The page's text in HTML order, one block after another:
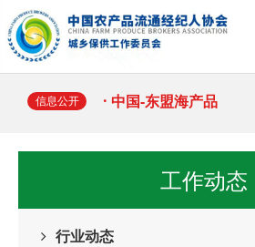
信息公开
· 习近平：坚持和落
· 中国-东盟海产品
·中国农产品流通经
· 多地出台行动计划
工作动态
行业动态